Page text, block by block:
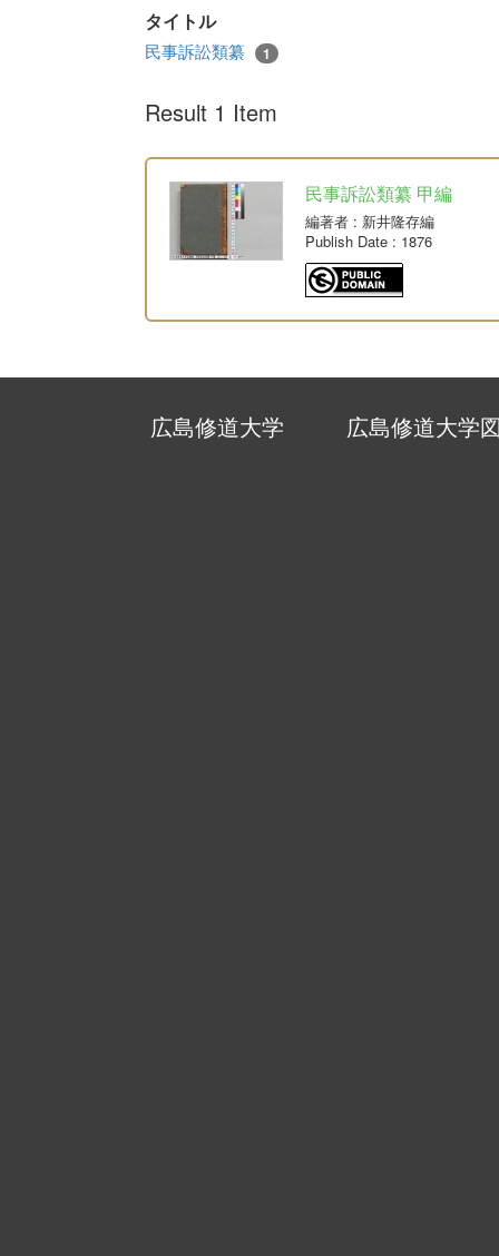
タイトル
民事訴訟類纂 1
Result 1 Item
民事訴訟類纂 甲編
編著者 : 新井隆存編
Publish Date : 1876
広島修道大学 広島修道大学